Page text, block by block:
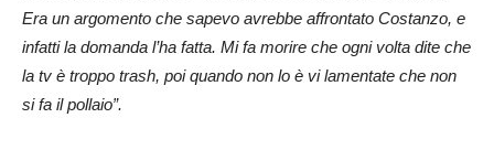
Era un argomento che sapevo avrebbe affrontato Costanzo, e
infatti la domanda l’ha fatta. Mi fa morire che ogni volta dite che
la tv è troppo trash, poi quando non lo è vi lamentate che non
si fa il pollaio”.